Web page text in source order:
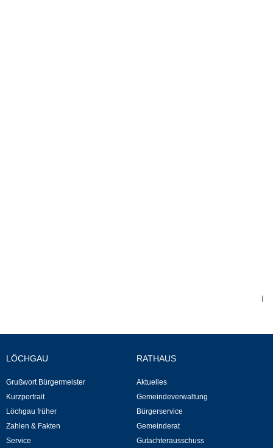
Rund um den Wein
Schlepper / Traktor
|
LÖCHGAU
Grußwort Bürgermeister
Kurzportrait
Löchgau früher
Zahlen & Fakten
Service
RATHAUS
Aktuelles
Gemeindeverwaltung
Bürgerservice
Gemeinderat
Gutachterausschuss